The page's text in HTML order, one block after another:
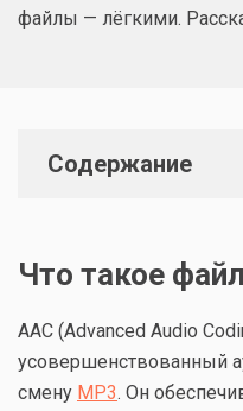
файлы — лёгкими.
Содержание
Что такое
AAC (Advanced Audio
усовершенствованный
смену MP3. Он